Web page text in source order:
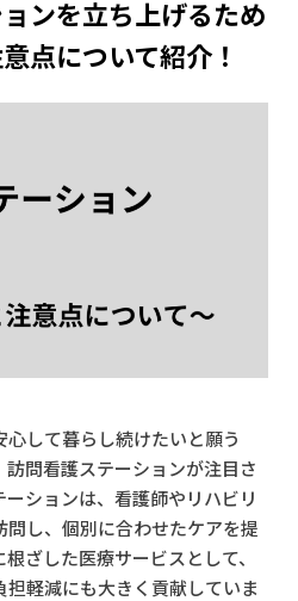
ンを立ち上げるため
点について紹介！
して暮らし続けたいと願う
問看護ステーションが注目さ
ションは、看護師やリハビリ
し、個別に合わせたケアを提
ざした医療サービスとして、
軽減にも大きく貢献していま